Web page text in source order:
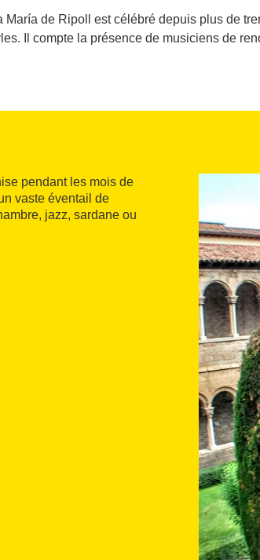
María de Ripoll est célébré depuis plus de
Il compte la présence de musiciens de
pendant les mois de
vaste éventail de
jazz, sardane ou